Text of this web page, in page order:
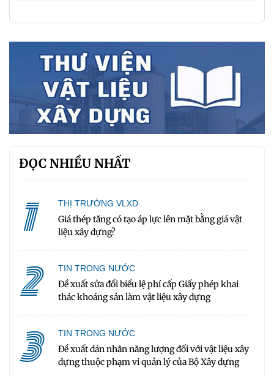
ĐỌC NHIỀU NHẤT
1 THỊ TRƯỜNG VLXD
Giá thép tăng có tạo áp lực lên mặt bằng giá vật
liệu xây dựng?
2 TIN TRONG NƯỚC
Đề xuất sửa đổi biểu lệ phí cấp Giấy phép khai
thác khoáng sản làm vật liệu xây dựng
3 TIN TRONG NƯỚC
Đề xuất dán nhãn năng lượng đối với vật liệu xây
dựng thuộc phạm vi quản lý của Bộ Xây dựng